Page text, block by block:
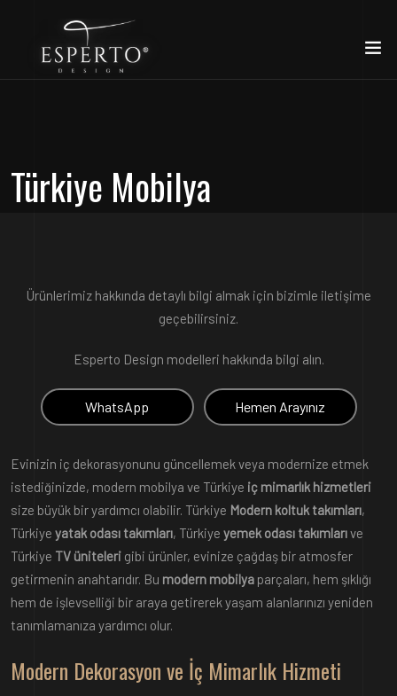
Türkiye Mobilya
Ürünlerimiz hakkında detaylı bilgi almak için bizimle iletişime
geçebilirsiniz.
Esperto Design modelleri hakkında bilgi alın.
WhatsApp Hemen Arayınız
Evinizin iç dekorasyonunu güncellemek veya modernize etmek
istediğinizde, modern mobilya ve Türkiye iç mimarlık hizmetleri
size büyük bir yardımcı olabilir. Türkiye Modern koltuk takımları,
Türkiye yatak odası takımları, Türkiye yemek odası takımlarıve
Türkiye TV üniteleri gibi ürünler, evinize çağdaş bir atmosfer
getirmenin anahtarıdır. Bu modern mobilya parçaları, hem şıklığı
hem de işlevselliği bir araya getirerek yaşam alanlarınızı yeniden
tanımlamanıza yardımcı olur.
Modern Dekorasyon ve İç Mimarlık Hizmeti